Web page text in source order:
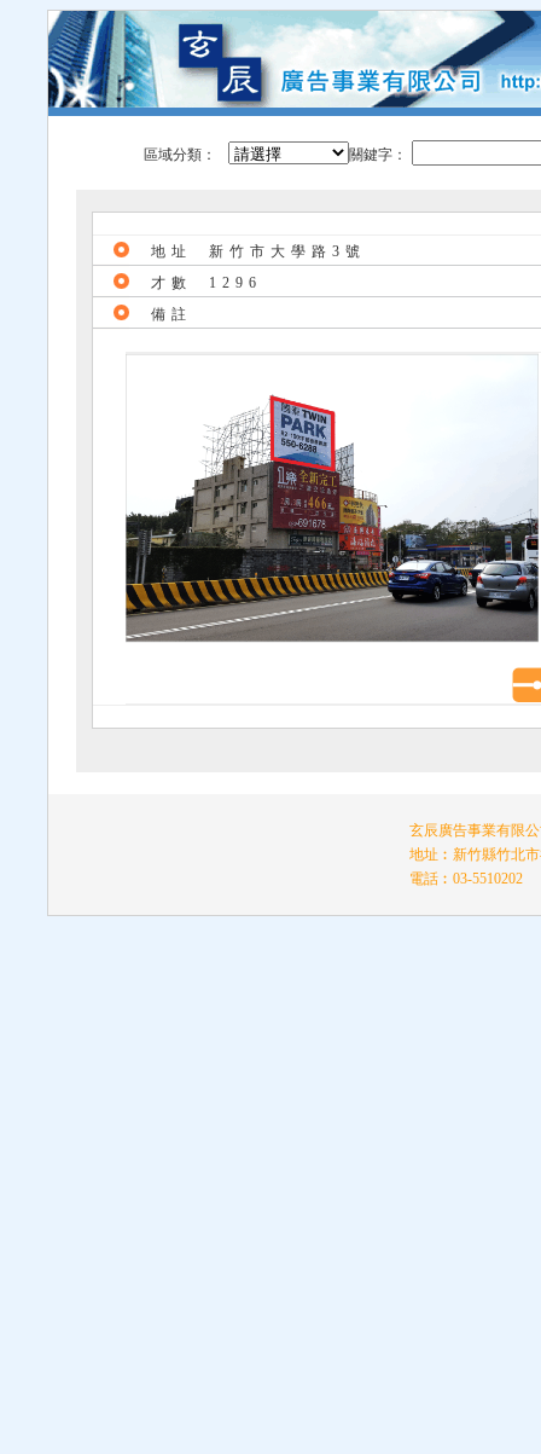
區域分類： 關鍵字：
地址
新竹市大學路3號
才數
1296
備註
玄辰廣告事業有限
地址︰新竹縣竹北
電話︰03-5510202